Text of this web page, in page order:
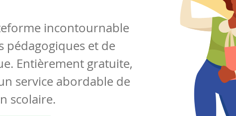
incontournable
pédagogiques et de
Entièrement gratuite,
service abordable de
scolaire.